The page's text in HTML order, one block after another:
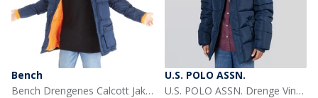
Bench
Bench Drengenes Calcott Jakke Blå
U.S. POLO ASSN.
U.S. POLO ASSN. Drenge Vinterjakke Blå